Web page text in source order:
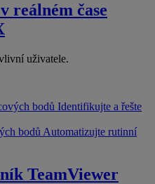
reálném čase
uživatele.
bodů Identifikujte a řešte
bodů Automatizujte rutinní
TeamViewer